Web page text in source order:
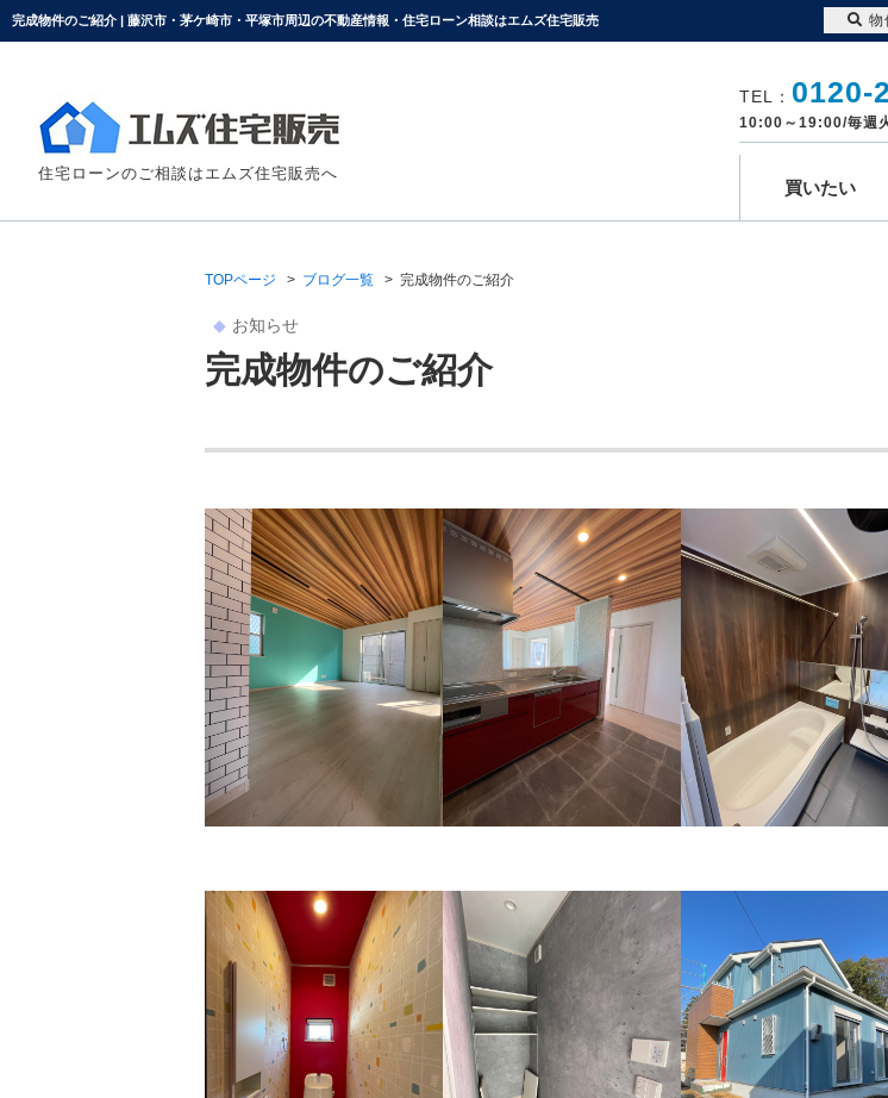
完成物件のご紹介 | 藤沢市・茅ケ崎市・平塚市周辺の不動産情報・住宅ローン相談はエムズ住宅販売
住宅ローンのご相談はエムズ住宅販売へ
TEL： 0120-
10:00～19:00/毎週
買いたい
TOPページ ブログ一覧 完成物件のご紹介
お知らせ
完成物件のご紹介
物